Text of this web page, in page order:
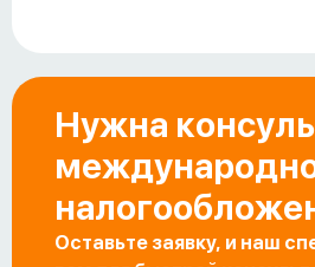
Нужна
Оставьте заявку, и наш